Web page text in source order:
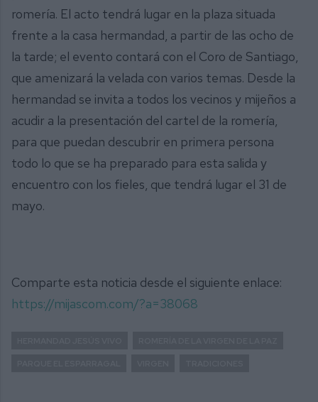
romería. El acto tendrá lugar en la plaza situada
frente a la casa hermandad, a partir de las ocho de
la tarde; el evento contará con el Coro de Santiago,
que amenizará la velada con varios temas. Desde la
hermandad se invita a todos los vecinos y mijeños a
acudir a la presentación del cartel de la romería,
para que puedan descubrir en primera persona
todo lo que se ha preparado para esta salida y
encuentro con los fieles, que tendrá lugar el 31 de
mayo.
Comparte esta noticia desde el siguiente enlace:
https://mijascom.com/?a=38068